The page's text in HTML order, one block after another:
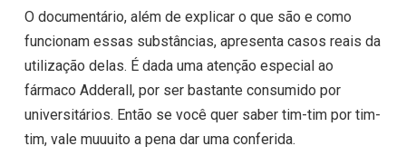
O documentário, além de explicar o que são e como
funcionam essas substâncias, apresenta casos reais da
utilização delas. É dada uma atenção especial ao
fármaco Adderall, por ser bastante consumido por
universitários. Então se você quer saber tim-tim por tim-
tim, vale muuuito a pena dar uma conferida.